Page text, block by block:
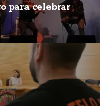
para celebrar